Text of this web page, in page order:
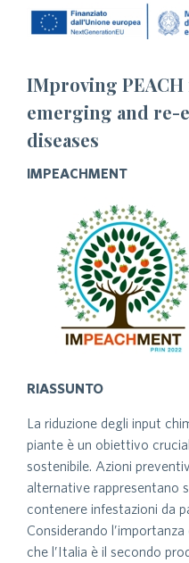
IMproving PEACH
emerging and re-
diseases
IMPEACHMENT
RIASSUNTO
La riduzione degli input
piante è un obiettivo
sostenibile. Azioni
alternative rappresentano
contenere infestazioni da
Considerando
che l’Italia è il secondo